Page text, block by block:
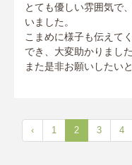
とても優しい雰囲気で
いました。
こまめに様子も伝えて
でき、大変助かりました
また是非お願いしたい
‹ 1 2 3 4